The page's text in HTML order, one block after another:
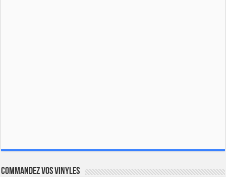
Commandez vos vinyles